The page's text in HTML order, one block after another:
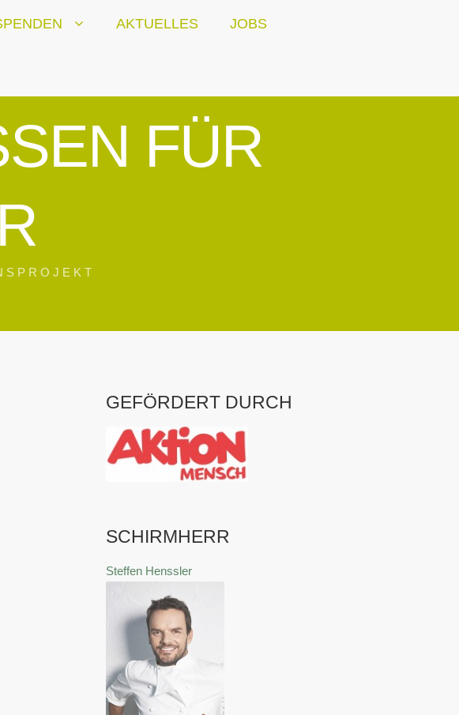
FÜR
AKTUELLES JOBS
GEFÖRDERT DURCH
SCHIRMHERR
Steffen Henssler